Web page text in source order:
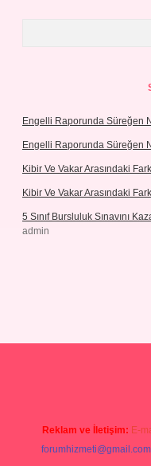
Engelli Raporunda Süreğen
Engelli Raporunda Süreğen
Kibir Ve Vakar Arasındaki
Kibir Ve Vakar Arasındaki
5 Sınıf Bursluluk Sınavını
admin
Reklam ve İletişim: E-
forumhizmeti@gmail.com